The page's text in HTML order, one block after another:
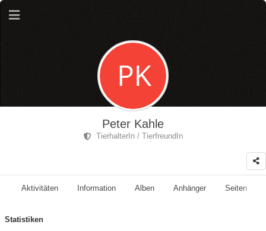
Peter Kahle
TierhalterIn / TierfreundIn
Aktivitäten Information Alben Anhänger Seiten
Statistiken